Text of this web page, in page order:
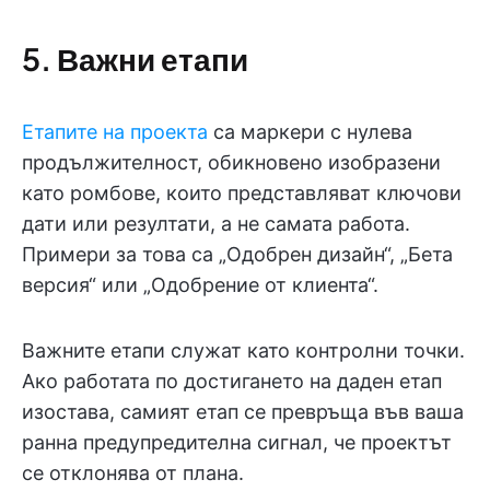
5. Важни етапи
Етапите на проекта са маркери с нулева
продължителност, обикновено изобразени
като ромбове, които представляват ключови
дати или резултати, а не самата работа.
Примери за това са „Одобрен дизайн“, „Бета
версия“ или „Одобрение от клиента“.
Важните етапи служат като контролни точки.
Ако работата по достигането на даден етап
изостава, самият етап се превръща във ваша
ранна предупредителна сигнал, че проектът
се отклонява от плана.